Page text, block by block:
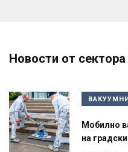
Новости от сектора
Мобилно
на